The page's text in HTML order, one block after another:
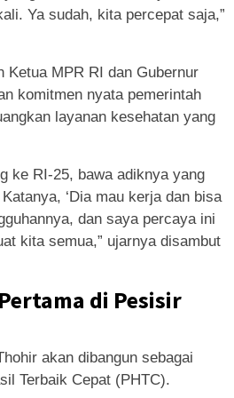
Ya sudah, kita percepat saja,”
Ketua MPR RI dan Gubernur
komitmen nyata pemerintah
layanan kesehatan yang
ke RI-25, bawa adiknya yang
‘Dia mau kerja dan bisa
dan saya percaya ini
kita semua,” ujarnya disambut
di Pesisir
akan dibangun sebagai
Terbaik Cepat (PHTC).